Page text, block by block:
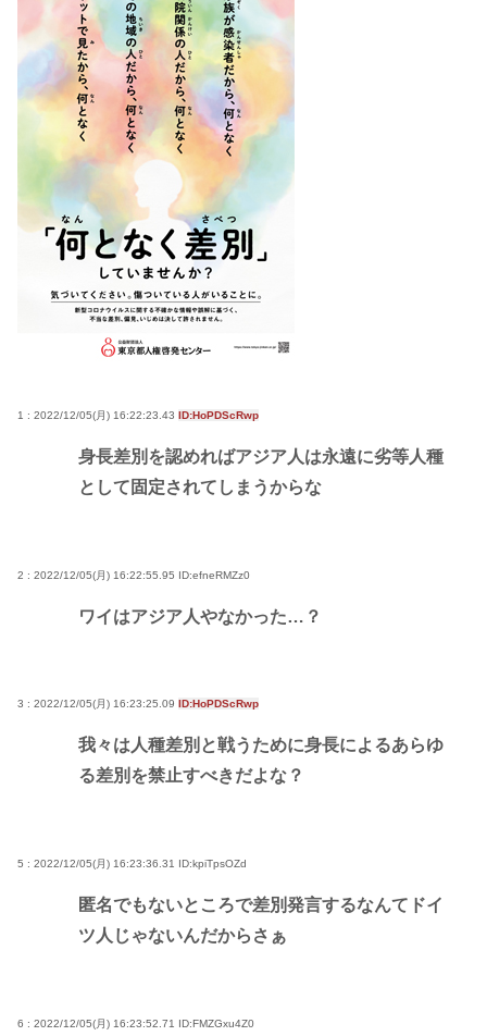
1 : 2022/12/05(月) 16:22:23.43 ID:HoPDScRwp
身長差別を認めればアジア人は永遠に劣等人種
として固定されてしまうからな
2 : 2022/12/05(月) 16:22:55.95 ID:efneRMZz0
ワイはアジア人やなかった…？
3 : 2022/12/05(月) 16:23:25.09 ID:HoPDScRwp
我々は人種差別と戦うために身長によるあらゆ
る差別を禁止すべきだよな？
5 : 2022/12/05(月) 16:23:36.31 ID:kpiTpsOZd
匿名でもないところで差別発言するなんてドイ
ツ人じゃないんだからさぁ
6 : 2022/12/05(月) 16:23:52.71 ID:FMZGxu4Z0